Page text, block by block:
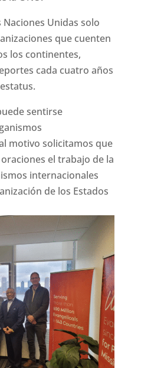
Naciones Unidas solo
que cuenten
los continentes,
cada cuatro años
sentirse
motivo solicitamos que
el trabajo de la
internacionales
de los Estados